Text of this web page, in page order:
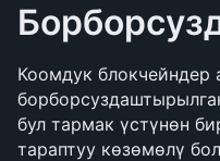
Коомдук блокчейндер
бул тармак үстүнөн
тараптуу көзөмөлү